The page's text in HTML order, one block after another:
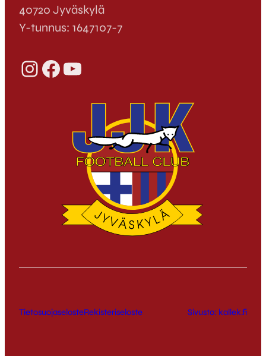
40720 Jyväskylä
Y-tunnus: 1647107-7
InstagramFacebook YouTube
TietosuojaselosteRekisteriseloste Sivusto: kallek.fi